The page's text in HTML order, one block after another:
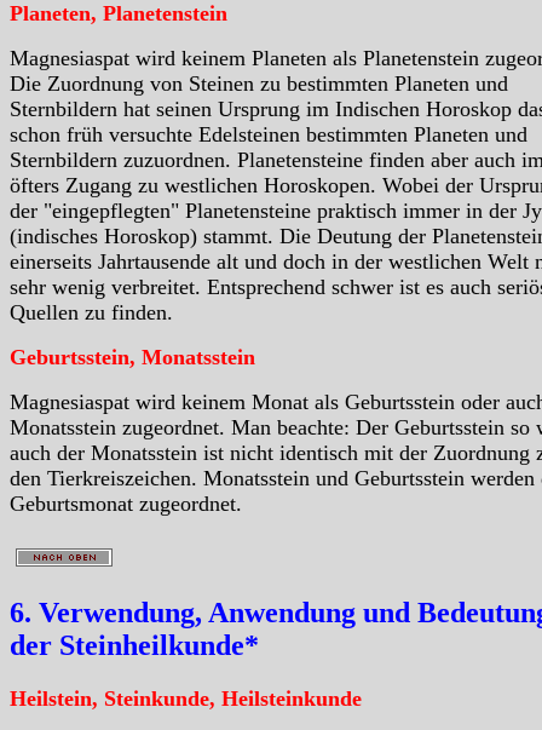
Planeten, Planetenstein
Magnesiaspat wird keinem Planeten als Planetenstein
Die Zuordnung von Steinen zu bestimmten Planeten und
Sternbildern hat seinen Ursprung im Indischen Horoskop
schon früh versuchte Edelsteinen bestimmten Planeten und
Sternbildern zuzuordnen. Planetensteine finden aber auch
öfters Zugang zu westlichen Horoskopen. Wobei der
der "eingepflegten" Planetensteine praktisch immer in der
(indisches Horoskop) stammt. Die Deutung der
einerseits Jahrtausende alt und doch in der westlichen Welt
sehr wenig verbreitet. Entsprechend schwer ist es auch
Quellen zu finden.
Geburtsstein, Monatsstein
Magnesiaspat wird keinem Monat als Geburtsstein oder
Monatsstein zugeordnet. Man beachte: Der Geburtsstein so
auch der Monatsstein ist nicht identisch mit der Zuordnung
den Tierkreiszeichen. Monatsstein und Geburtsstein werden
Geburtsmonat zugeordnet.
6. Verwendung, Anwendung und
der Steinheilkunde*
Heilstein, Steinkunde, Heilsteinkunde